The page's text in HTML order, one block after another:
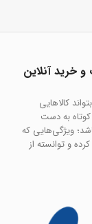
و خرید آنلاین
کالاهایی
به دست
ویژگی‌هایی که
و توانسته از